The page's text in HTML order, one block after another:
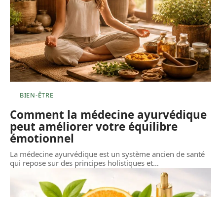
BIEN-ÊTRE
Comment la médecine ayurvédique
peut améliorer votre équilibre
émotionnel
La médecine ayurvédique est un système ancien de santé
qui repose sur des principes holistiques et…